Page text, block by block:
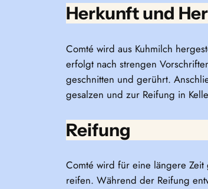
Herkunft und
Comté wird aus Kuhmilch
erfolgt nach strengen
geschnitten und gerührt.
gesalzen und zur Reifung in
Reifung
Comté wird für eine längere
reifen. Während der Reifung